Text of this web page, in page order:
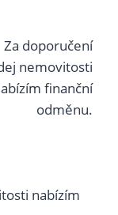
Za doporučení
nemovitosti
finanční
odměnu.
nabízím